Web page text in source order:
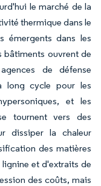
le marché de la
thermique dans le
émergents dans les
bâtiments ouvrent de
de défense
long cycle pour les
et les
tournent vers des
dissiper la chaleur
des matières
et d'extraits de
des coûts, mais